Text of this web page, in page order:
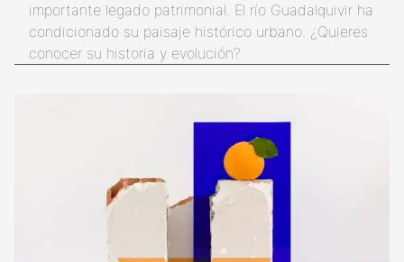
importante legado patrimonial. El río Guadalquivir ha
condicionado su paisaje histórico urbano. ¿Quieres
conocer su historia y evolución?